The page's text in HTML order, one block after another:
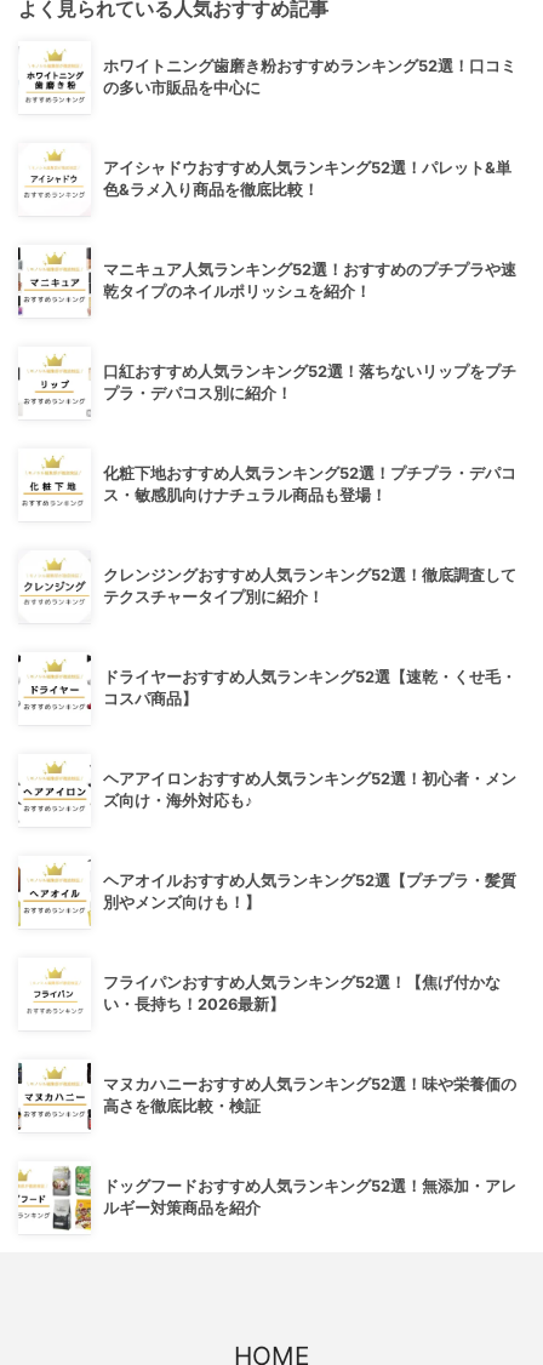
よく見られている人気おすすめ記事
ホワイトニング歯磨き粉おすすめランキング52選！口コミ
の多い市販品を中心に
アイシャドウおすすめ人気ランキング52選！パレット&単
色&ラメ入り商品を徹底比較！
マニキュア人気ランキング52選！おすすめのプチプラや速
乾タイプのネイルポリッシュを紹介！
口紅おすすめ人気ランキング52選！落ちないリップをプチ
プラ・デパコス別に紹介！
化粧下地おすすめ人気ランキング52選！プチプラ・デパコ
ス・敏感肌向けナチュラル商品も登場！
クレンジングおすすめ人気ランキング52選！徹底調査して
テクスチャータイプ別に紹介！
ドライヤーおすすめ人気ランキング52選【速乾・くせ毛・
コスパ商品】
ヘアアイロンおすすめ人気ランキング52選！初心者・メン
ズ向け・海外対応も♪
ヘアオイルおすすめ人気ランキング52選【プチプラ・髪質
別やメンズ向けも！】
フライパンおすすめ人気ランキング52選！【焦げ付かな
い・長持ち！2026最新】
マヌカハニーおすすめ人気ランキング52選！味や栄養価の
高さを徹底比較・検証
ドッグフードおすすめ人気ランキング52選！無添加・アレ
ルギー対策商品を紹介
HOME